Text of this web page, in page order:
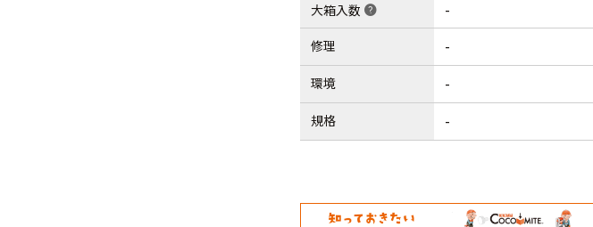
大箱入数 help -
修理 -
環境 -
規格 -